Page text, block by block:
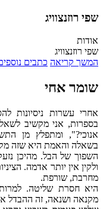
שפי רוזנצוויג
אודות
שפי רוזנצוויג
המשך קריאה כתבים
שומר אחי
אחרי עשרות ניסיונות
בספרות, אני מקשיב
אנוכי?", ומתפלץ מן
בשאלה והאמת היא שזה
השפוך של הבל. מהיכן
ולקין אין יותר אדמה.
מחרבת, שורפת.
היא חסרת שליטה.
מקנאה ושנאה, זה ההבדל